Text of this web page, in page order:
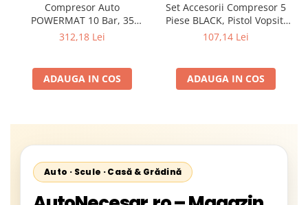
Compresor Auto
POWERMAT 10 Bar, 35
l/min, Alimentare 230V/12V,
312,18 Lei
ADAUGA IN COS
Set Accesorii Compresor 5
Piese BLACK, Pistol Vopsit,
Umflat, Suflat, Spălat și
107,14 Lei
ADAUGA IN COS
Auto · Scule · Casă & Grădină